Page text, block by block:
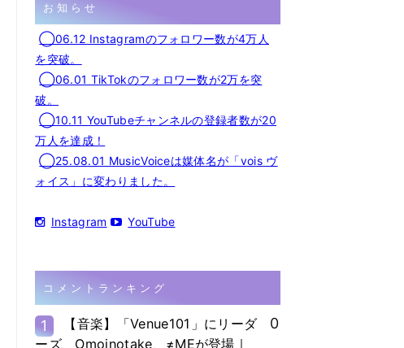
お知らせ
◯06.12 Instagramのフォロワー数が4万人
を突破。
◯06.01 TikTokのフォロワー数が2万を突
破。
◯10.11 YouTubeチャンネルの登録者数が20
万人を達成！
◯25.08.01 MusicVoiceは媒体名が「vois ヴ
ォイス」に変わりました。
Instagram YouTube
コメントランキング
1
【音楽】「Venue101」にリーダ
ーズ、Omoinotake、≠MEが登場｜
0